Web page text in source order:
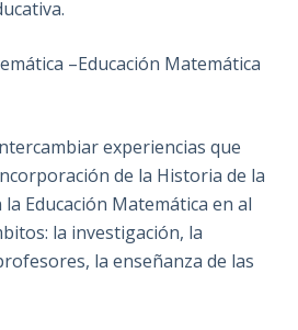
–Educación Matemática
experiencias que
de la Historia de la
Educación Matemática en al
la investigación, la
la enseñanza de las